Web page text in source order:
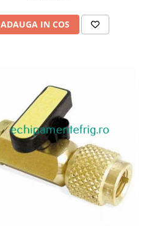
ADAUGA IN COS